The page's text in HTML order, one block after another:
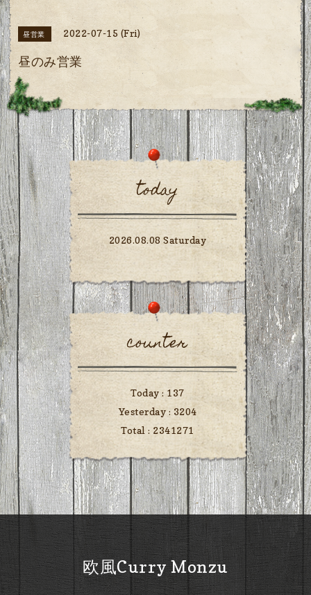
昼営業 2022-07-15 (Fri)
昼のみ営業
today
2026.08.08 Saturday
counter
Today : 137
Yesterday : 3204
Total : 2341271
欧風Curry Monzu